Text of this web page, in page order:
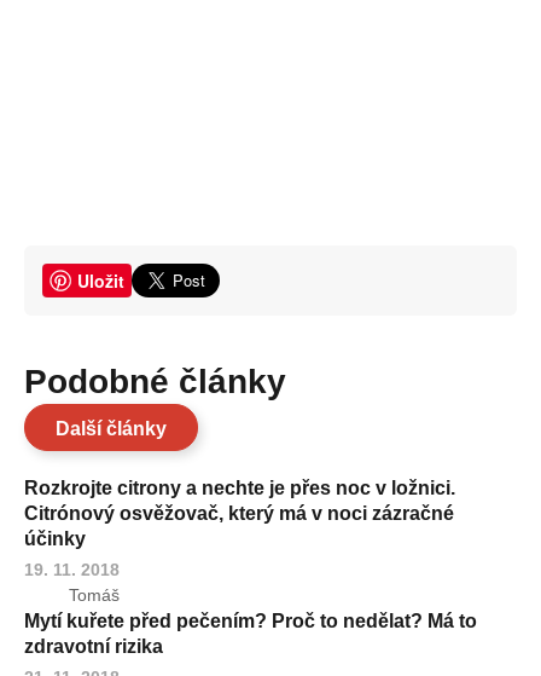
Uložit
Podobné články
Další články
Rozkrojte citrony a nechte je přes noc v ložnici.
Citrónový osvěžovač, který má v noci zázračné
účinky
19. 11. 2018
Tomáš
Mytí kuřete před pečením? Proč to nedělat? Má to
zdravotní rizika